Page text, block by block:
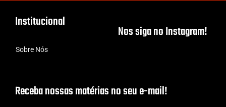
Institucional
Sobre Nós
Nos siga no Instagram!
Receba nossas matérias no seu e-mail!